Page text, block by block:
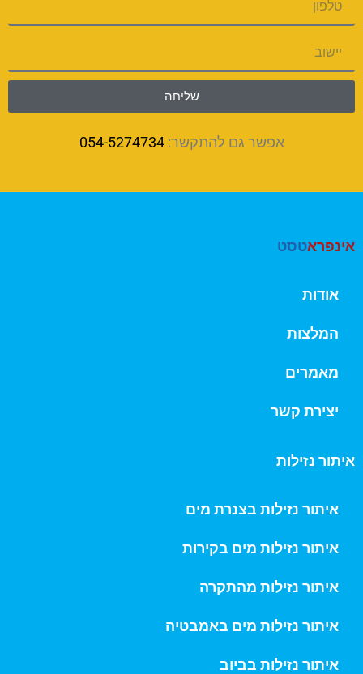
שליחה
אפשר גם להתקשר:054-5274734
אינפראטסט
אודות
המלצות
מאמרים
יצירת קשר
איתור נזילות
איתור נזילות בצנרת מים
איתור נזילות מים בקירות
איתור נזילות מהתקרה
איתור נזילות מים באמבטיה
איתור נזילות בביוב